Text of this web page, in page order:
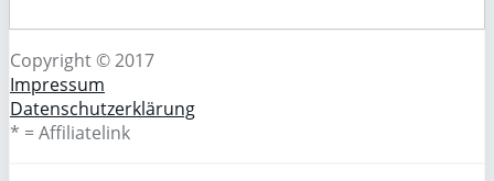
Copyright © 2017
Impressum
Datenschutzerklärung
* = Affiliatelink